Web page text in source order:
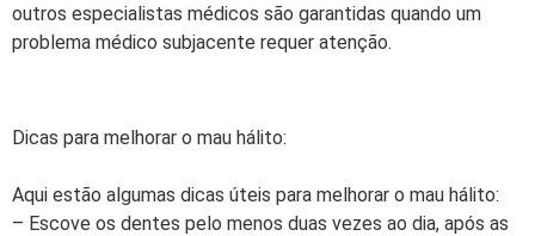
outros especialistas médicos são garantidas quando um
problema médico subjacente requer atenção.
Dicas para melhorar o mau hálito:
Aqui estão algumas dicas úteis para melhorar o mau hálito:
– Escove os dentes pelo menos duas vezes ao dia, após as